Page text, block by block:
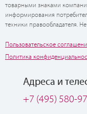
товарными знаками
информирования
техники правообладателя.
Пользовательское
Политика
Адреса и
+7 (495) 580-